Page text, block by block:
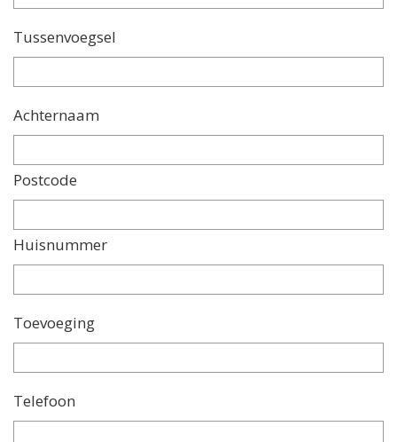
Tussenvoegsel
Achternaam
Postcode
Huisnummer
Toevoeging
Telefoon